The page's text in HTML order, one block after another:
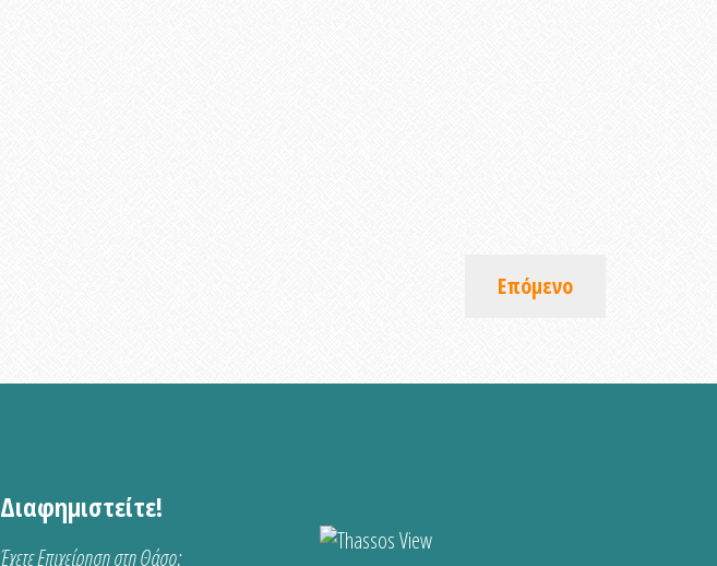
Επόμενο
Διαφημιστείτε!
Έχετε Επιχείρηση στη Θάσο;